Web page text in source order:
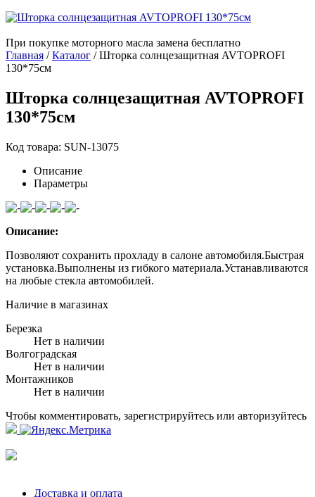
При покупке моторного масла замена бесплатно
Главная /Каталог /Шторка солнцезащитная AVTOPROFI
130*75см
Шторка солнцезащитная AVTOPROFI
130*75см
Код товара: SUN-13075
Описание
Параметры
Описание:
Позволяют сохранить прохладу в салоне автомобиля.Быстрая
установка.Выполнены из гибкого материала.Устанавливаются
на любые стекла автомобилей.
Наличие в магазинах
Березка
Нет в наличии
Волгоградская
Нет в наличии
Монтажников
Нет в наличии
Чтобы комментировать, зарегистрируйтесь или авторизуйтесь
Доставка и оплата